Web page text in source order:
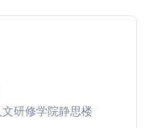
研修学院静思楼